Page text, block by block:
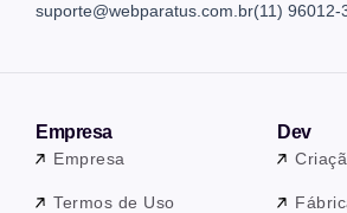
suporte@webparatus.com.br(11) 96012-
Empresa
Empresa
Termos de Uso
Dev